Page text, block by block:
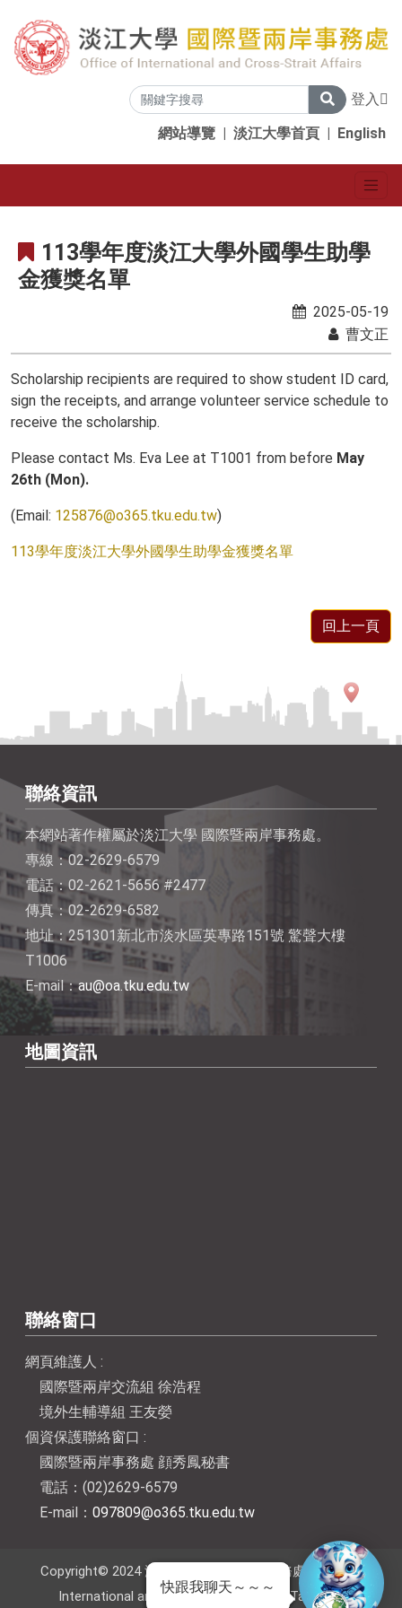
登入
網站導覽 | 淡江大學首頁 | English
113學年度淡江大學外國學生助學
金獲獎名單
2025-05-19
曹文正
Scholarship recipients are required to show student ID card,
sign the receipts, and arrange volunteer service schedule to
receive the scholarship.
Please contact Ms. Eva Lee at T1001 from before May
26th (Mon).
(Email: 125876@o365.tku.edu.tw)
113學年度淡江大學外國學生助學金獲獎名單
回上一頁
聯絡資訊
本網站著作權屬於淡江大學 國際暨兩岸事務處。
專線：02-2629-6579
電話：02-2621-5656 #2477
傳真：02-2629-6582
地址：251301新北市淡水區英專路151號 驚聲大樓
T1006
E-mail：au@oa.tku.edu.tw
地圖資訊
聯絡窗口
網頁維護人 :
國際暨兩岸交流組 徐浩程
境外生輔導組 王友嫈
個資保護聯絡窗口 :
國際暨兩岸事務處 顔秀鳳秘書
電話：(02)2629-6579
E-mail： 097809@o365.tku.edu.tw
Copyright© 2024 淡江大學國際暨兩岸事務處 Office of
International and Cross-Strait Affairs, Tamkang
快跟我聊天～～～